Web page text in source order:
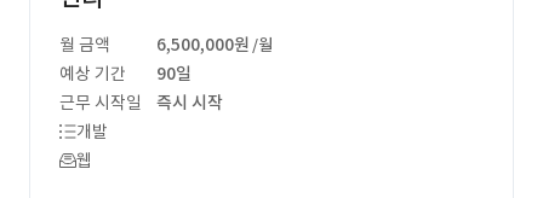
월 금액 6,500,000원 /월
예상 기간
90일
근무 시작일
즉시 시작
개발
웹